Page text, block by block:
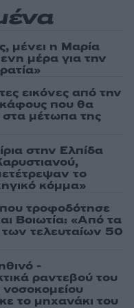
μένει η Μαρία
μέρα για την
εικόνες από την
που θα
στα μέτωπα της
στην Ελπίδα
το
κόμμα»
τροφοδότησε
Βοιωτία: «Από τα
των τελευταίων 50
-
ραντεβού του
νοσοκομείου
το μηχανάκι του